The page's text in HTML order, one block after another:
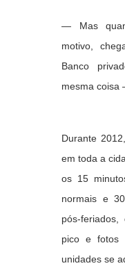
— Mas
motivo,
Banco
mesma coisa
Durante
em toda a
os 15
normais e
pós-
pico e fotos
unidades se